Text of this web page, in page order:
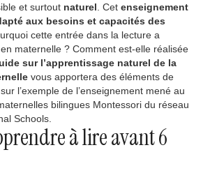
et surtout naturel . Cet enseignement
aux besoins et capacités des
cette entrée dans la lecture a
maternelle ? Comment est-elle réalisée
sur l’apprentissage naturel de la
vous apportera des éléments de
l’exemple de l’enseignement mené au
bilingues Montessori du réseau
Schools.
à lire avant 6